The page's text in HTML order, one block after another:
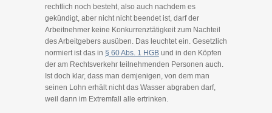
rechtlich noch besteht, also auch nachdem es
gekündigt, aber nicht nicht beendet ist, darf der
Arbeitnehmer keine Konkurrenztätigkeit zum Nachteil
des Arbeitgebers ausüben. Das leuchtet ein. Gesetzlich
normiert ist das in § 60 Abs. 1 HGB und in den Köpfen
der am Rechtsverkehr teilnehmenden Personen auch.
Ist doch klar, dass man demjenigen, von dem man
seinen Lohn erhält nicht das Wasser abgraben darf,
weil dann im Extremfall alle ertrinken.